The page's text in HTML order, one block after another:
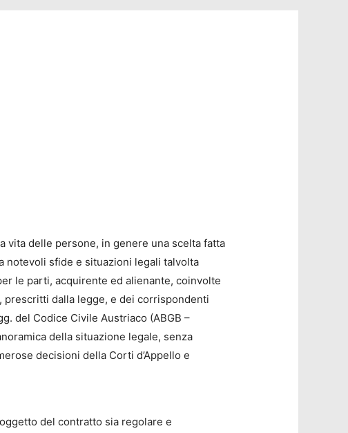
vita delle persone, in genere una scelta fatta
notevoli sfide e situazioni legali talvolta
le parti, acquirente ed alienante, coinvolte
prescritti dalla legge, e dei corrispondenti
del Codice Civile Austriaco (ABGB –
della situazione legale, senza
decisioni della Corti d’Appello e
del contratto sia regolare e